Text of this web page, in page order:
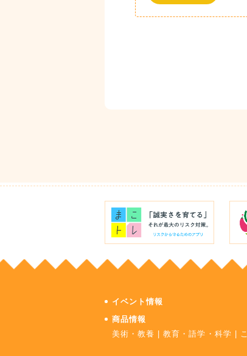
イベント情報
商品情報
美術・教養
|教育・語学・科学